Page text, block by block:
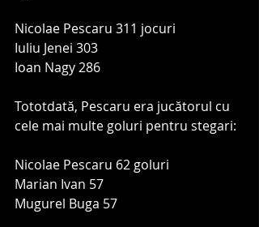
Nicolae Pescaru 311 jocuri
Iuliu Jenei 303
Ioan Nagy 286
Tototdată, Pescaru era jucătorul cu
cele mai multe goluri pentru stegari:
Nicolae Pescaru 62 goluri
Marian Ivan 57
Mugurel Buga 57